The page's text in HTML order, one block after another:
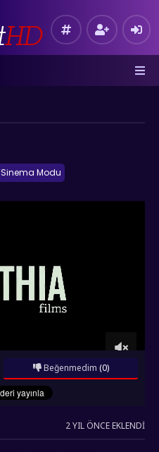
Sinema Modu
Beğenmedim (0)
2 YIL ÖNCE EKLENDI